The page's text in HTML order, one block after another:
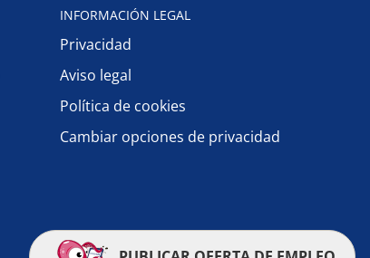
INFORMACIÓN LEGAL
Privacidad
Aviso legal
Política de cookies
Cambiar opciones de privacidad